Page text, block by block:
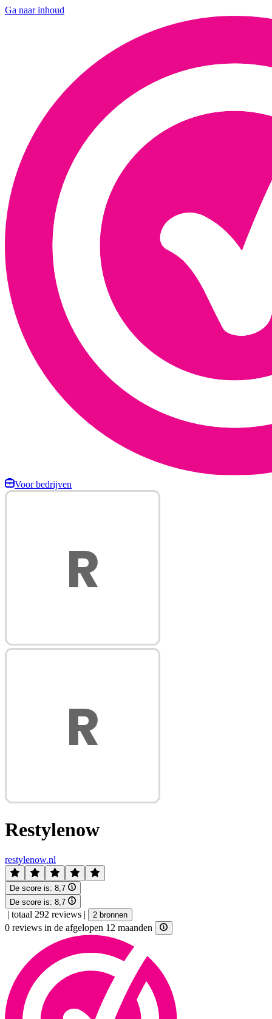
Ga naar inhoud
Voor bedrijven
Restylenow
restylenow.nl
De score is: 8,7
De score is: 8,7
| totaal 292 reviews | 2 bronnen
0 reviews in de afgelopen 12 maanden